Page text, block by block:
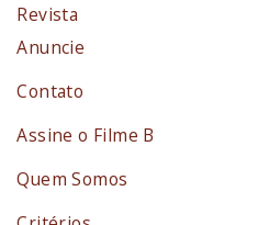
Revista
Anuncie
Contato
Assine o Filme B
Quem Somos